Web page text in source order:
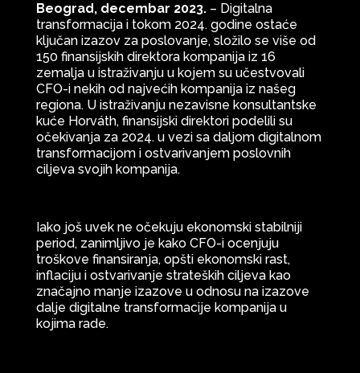
Beograd, decembar 2023.– Digitalna
transformacija i tokom 2024. godine ostaće
ključan izazov za poslovanje, složilo se više od
150 finansijskih direktora kompanija iz 16
zemalja u istraživanju u kojem su učestvovali
CFO-i nekih od najvećih kompanija iz našeg
regiona. U istraživanju nezavisne konsultantske
kuće Horváth, finansijski direktori podelili su
očekivanja za 2024. u vezi sa daljom digitalnom
transformacijom i ostvarivanjem poslovnih
ciljeva svojih kompanija.
Iako još uvek ne očekuju ekonomski stabilniji
period, zanimljivo je kako CFO-i ocenjuju
troškove finansiranja, opšti ekonomski rast,
inflaciju i ostvarivanje strateških ciljeva kao
značajno manje izazove u odnosu na izazove
dalje digitalne transformacije kompanija u
kojima rade.